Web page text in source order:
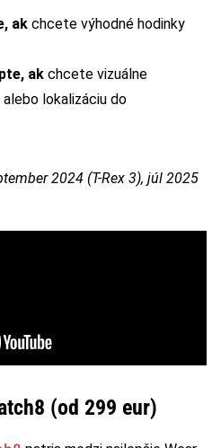
ak chcete výhodné hodinky
ak chcete vizuálne
lokalizáciu do
2024 (T-Rex 3), júl 2025
(od 299 eur)